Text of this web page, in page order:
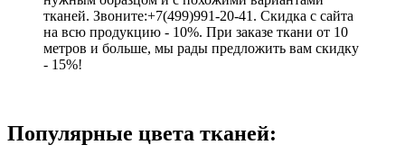
тканей. Звоните:+7(499)991-20-41. Скидка с сайта
на всю продукцию - 10%. При заказе ткани от 10
метров и больше, мы рады предложить вам скидку
- 15%!
Популярные цвета тканей: